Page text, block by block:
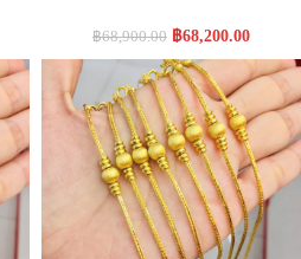
฿68,900.00 ฿68,200.00